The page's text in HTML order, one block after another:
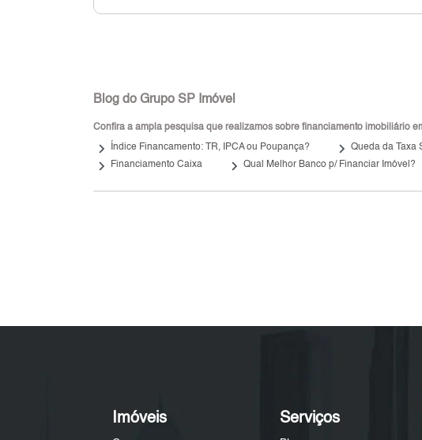
Blog do Grupo SP Imóvel
Confira a ampla pesquisa que realizamos sobre financiamento imobiliário
keyboard_arrow_right Índice Financamento: TR, IPCA ou Poupança? keyboard_arrow_right Queda da Taxa
keyboard_arrow_right Financiamento Caixa keyboard_arrow_right Qual Melhor Banco p/ Financiar Imóvel?
Imóveis Serviços